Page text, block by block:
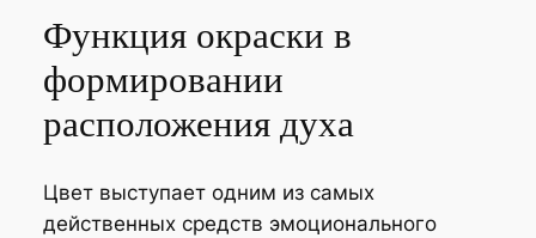
Функция окраски в
формировании
расположения духа
Цвет выступает одним из самых
действенных средств эмоционального